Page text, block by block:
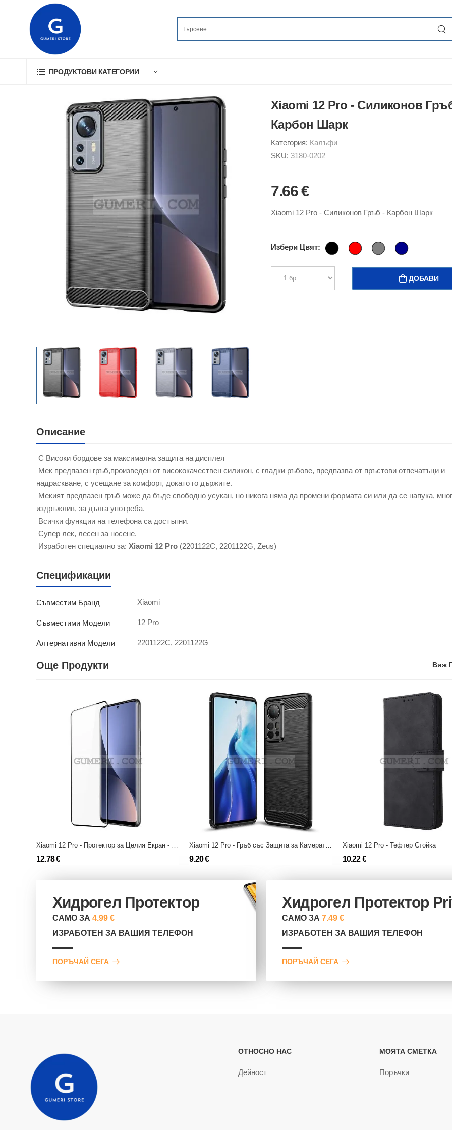
ПРОДУКТОВИ КАТЕГОРИИ
Xiaomi 12 Pro - Силиконов
Карбон Шарк
Категория: Калъфи
SKU: 3180-0202
7.66 €
Xiaomi 12 Pro - Силиконов Гръб - Карбон Шарк
Избери Цвят:
ДОБАВИ
Описание
С Високи бордове за максимална защита на дисплея
Мек предпазен гръб,произведен от висококачествен силикон, с гладки ръбове, предпазва от пръстови отпечатъци и
надраскване, с усещане за комфорт, докато го държите.
Мекият предпазен гръб може да бъде свободно усукан, но никога няма да промени формата си или да се напука,
издръжлив, за дълга употреба.
Всички функции на телефона са достъпни.
Супер лек, лесен за носене.
Изработен специално за: Xiaomi 12 Pro (2201122C, 2201122G, Zeus)
Спецификации
Съвместим Бранд Xiaomi
Съвместими Модели 12 Pro
Алтернативни Модели 2201122C, 2201122G
Още Продукти Виж
12.78 € 9.20 €
Xiaomi 12 Pro - Тефтер Стойка
10.22 €
Хидрогел Протектор
САМО ЗА 4.99 €
ИЗРАБОТЕН ЗА ВАШИЯ ТЕЛЕФОН
ПОРЪЧАЙ СЕГА
Хидрогел Протектор
САМО ЗА 7.49 €
ИЗРАБОТЕН ЗА ВАШИЯ ТЕЛЕФОН
ПОРЪЧАЙ СЕГА
ОТНОСНО НАС
Дейност
МОЯТА СМЕТКА
Поръчки